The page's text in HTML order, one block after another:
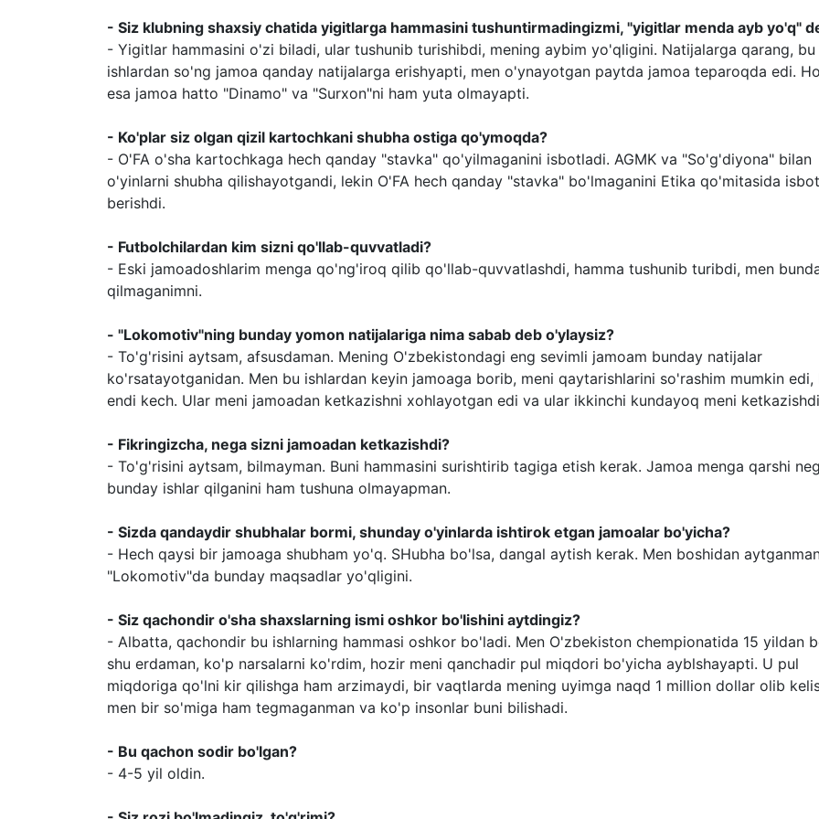
- Siz klubning shaxsiy chatida yigitlarga hammasini tushuntirmadingizmi, "yigitlar menda ayb yo'q"
- Yigitlar hammasini o'zi biladi, ular tushunib turishibdi, mening aybim yo'qligini. Natijalarga qarang, bu
ishlardan so'ng jamoa qanday natijalarga erishyapti, men o'ynayotgan paytda jamoa teparoqda edi.
esa jamoa hatto "Dinamo" va "Surxon"ni ham yuta olmayapti.
- Ko'plar siz olgan qizil kartochkani shubha ostiga qo'ymoqda?
- O'FA o'sha kartochkaga hech qanday "stavka" qo'yilmaganini isbotladi. AGMK va "So'g'diyona" bilan
o'yinlarni shubha qilishayotgandi, lekin O'FA hech qanday "stavka" bo'lmaganini Etika qo'mitasida
berishdi.
- Futbolchilardan kim sizni qo'llab-quvvatladi?
- Eski jamoadoshlarim menga qo'ng'iroq qilib qo'llab-quvvatlashdi, hamma tushunib turibdi, men
qilmaganimni.
- "Lokomotiv"ning bunday yomon natijalariga nima sabab deb o'ylaysiz?
- To'g'risini aytsam, afsusdaman. Mening O'zbekistondagi eng sevimli jamoam bunday natijalar
ko'rsatayotganidan. Men bu ishlardan keyin jamoaga borib, meni qaytarishlarini so'rashim mumkin edi,
endi kech. Ular meni jamoadan ketkazishni xohlayotgan edi va ular ikkinchi kundayoq meni
- Fikringizcha, nega sizni jamoadan ketkazishdi?
- To'g'risini aytsam, bilmayman. Buni hammasini surishtirib tagiga etish kerak. Jamoa menga qarshi
bunday ishlar qilganini ham tushuna olmayapman.
- Sizda qandaydir shubhalar bormi, shunday o'yinlarda ishtirok etgan jamoalar bo'yicha?
- Hech qaysi bir jamoaga shubham yo'q. SHubha bo'lsa, dangal aytish kerak. Men boshidan
"Lokomotiv"da bunday maqsadlar yo'qligini.
- Siz qachondir o'sha shaxslarning ismi oshkor bo'lishini aytdingiz?
- Albatta, qachondir bu ishlarning hammasi oshkor bo'ladi. Men O'zbekiston chempionatida 15 yildan
shu erdaman, ko'p narsalarni ko'rdim, hozir meni qanchadir pul miqdori bo'yicha ayblshayapti. U pul
miqdoriga qo'lni kir qilishga ham arzimaydi, bir vaqtlarda mening uyimga naqd 1 million dollar olib
men bir so'miga ham tegmaganman va ko'p insonlar buni bilishadi.
- Bu qachon sodir bo'lgan?
- 4-5 yil oldin.